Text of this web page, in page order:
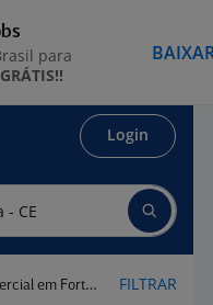
Login
Fortaleza - CE FILTRAR
para
GRÁTIS!!